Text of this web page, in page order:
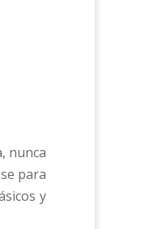
nunca
para
y